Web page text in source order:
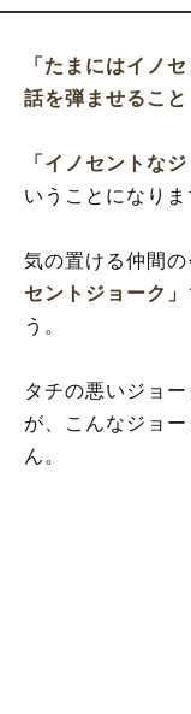
「たまにはイノ
話を弾ませるこ
「イノセントなジ
いうことになりま
気の置ける仲間
セントジョーク」
う。
タチの悪いジョ
が、こんなジョ
ん。